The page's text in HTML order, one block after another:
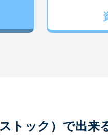
トック）で出来